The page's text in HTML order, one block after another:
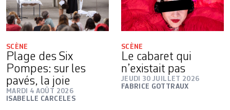
SCÈNE
Plage des Six
Pompes: sur les
pavés, la joie
MARDI 4 AOÛT 2026
ISABELLE CARCELES
SCÈNE
Le cabaret qui
n’existait pas
JEUDI 30 JUILLET 2026
FABRICE GOTTRAUX